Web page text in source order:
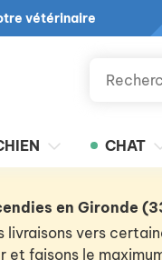
vétérinaire
CHAT
en Gironde
livraisons vers
et faisons le